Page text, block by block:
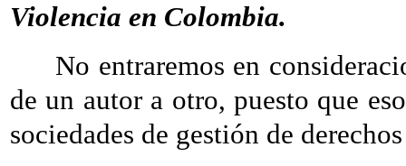
Violencia en Colombia.
No entraremos en
de un autor a otro, puesto que
sociedades de gestión de